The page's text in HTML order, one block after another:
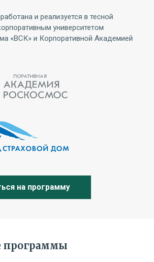
и реализуется в тесной
университетом
«ВСК» и Корпоративной Академией
на программу
программы